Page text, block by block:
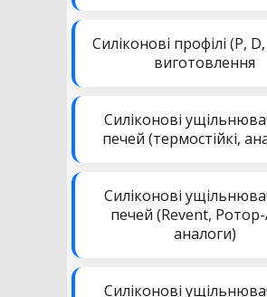
Силіконові профілі (P,
виготовлення
Силіконові
печей (термостійкі,
Силіконові
печей (Revent,
аналоги)
Силіконові